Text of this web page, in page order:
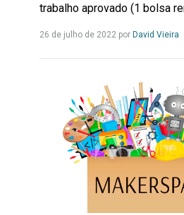
trabalho aprovado (1 bolsa
26 de julho de 2022 por David Vieira